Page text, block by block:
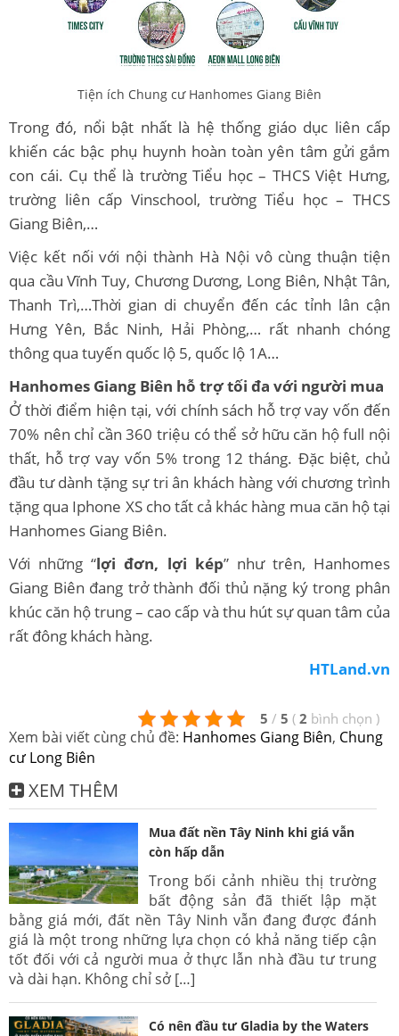
Tiện ích Chung cư Hanhomes Giang Biên
Trong đó, nổi bật nhất là hệ thống giáo dục liên cấp
khiến các bậc phụ huynh hoàn toàn yên tâm gửi gắm
con cái. Cụ thể là trường Tiểu học – THCS Việt Hưng,
trường liên cấp Vinschool, trường Tiểu học – THCS
Giang Biên,…
Việc kết nối với nội thành Hà Nội vô cùng thuận tiện
qua cầu Vĩnh Tuy, Chương Dương, Long Biên, Nhật Tân,
Thanh Trì,…Thời gian di chuyển đến các tỉnh lân cận
Hưng Yên, Bắc Ninh, Hải Phòng,… rất nhanh chóng
thông qua tuyến quốc lộ 5, quốc lộ 1A…
Hanhomes Giang Biên hỗ trợ tối đa với người mua
Ở thời điểm hiện tại, với chính sách hỗ trợ vay vốn đến
70% nên chỉ cần 360 triệu có thể sở hữu căn hộ full nội
thất, hỗ trợ vay vốn 5% trong 12 tháng. Đặc biệt, chủ
đầu tư dành tặng sự tri ân khách hàng với chương trình
tặng qua Iphone XS cho tất cả khác hàng mua căn hộ tại
Hanhomes Giang Biên.
Với những “lợi đơn, lợi kép” như trên, Hanhomes
Giang Biên đang trở thành đối thủ nặng ký trong phân
khúc căn hộ trung – cao cấp và thu hút sự quan tâm của
rất đông khách hàng.
HTLand.vn
5 / 5 ( 2 bình chọn )
Xem bài viết cùng chủ đề: Hanhomes Giang Biên, Chung
cư Long Biên
XEM THÊM
Mua đất nền Tây Ninh khi giá vẫn
còn hấp dẫn
Trong bối cảnh nhiều thị trường
bất động sản đã thiết lập mặt
bằng giá mới, đất nền Tây Ninh vẫn đang được đánh
giá là một trong những lựa chọn có khả năng tiếp cận
tốt đối với cả người mua ở thực lẫn nhà đầu tư trung
và dài hạn. Không chỉ sở […]
Có nên đầu tư Gladia by the Waters